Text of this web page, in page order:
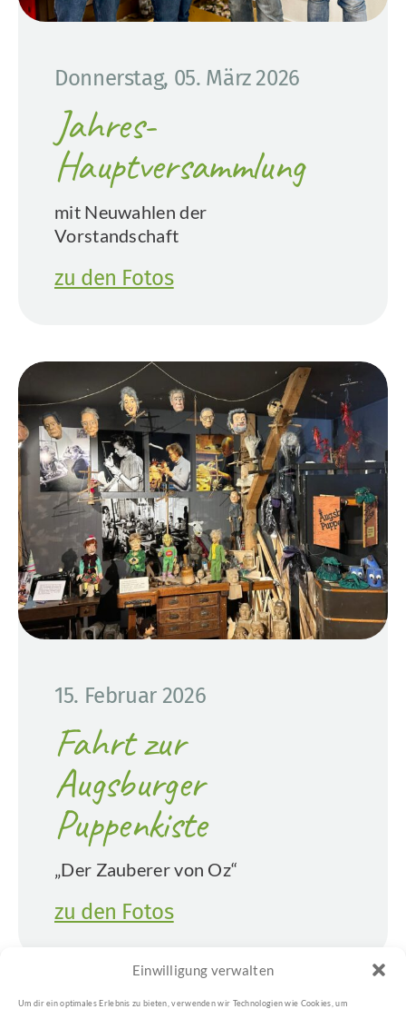
Einwilligung verwalten
Um dir ein optimales Erlebnis zu bieten, verwenden wir Technologien wie Cookies, um
Donnerstag, 05. März 2026
Jahres-
Hauptversammlung
mit Neuwahlen der
Vorstandschaft
zu den Fotos
15. Februar 2026
Fahrt zur
Augsburger
Puppenkiste
„Der Zauberer von Oz“
zu den Fotos